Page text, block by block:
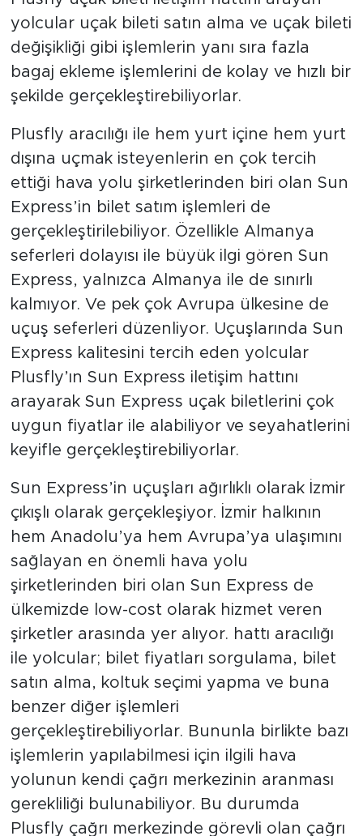
yolcular uçak bileti satın alma ve uçak bileti
değişikliği gibi işlemlerin yanı sıra fazla
bagaj ekleme işlemlerini de kolay ve hızlı bir
şekilde gerçekleştirebiliyorlar.
Plusfly aracılığı ile hem yurt içine hem yurt
dışına uçmak isteyenlerin en çok tercih
ettiği hava yolu şirketlerinden biri olan Sun
Express’in bilet satım işlemleri de
gerçekleştirilebiliyor. Özellikle Almanya
seferleri dolayısı ile büyük ilgi gören Sun
Express, yalnızca Almanya ile de sınırlı
kalmıyor. Ve pek çok Avrupa ülkesine de
uçuş seferleri düzenliyor. Uçuşlarında Sun
Express kalitesini tercih eden yolcular
Plusfly’ın Sun Express iletişim hattını
arayarak Sun Express uçak biletlerini çok
uygun fiyatlar ile alabiliyor ve seyahatlerini
keyifle gerçekleştirebiliyorlar.
Sun Express’in uçuşları ağırlıklı olarak İzmir
çıkışlı olarak gerçekleşiyor. İzmir halkının
hem Anadolu’ya hem Avrupa’ya ulaşımını
sağlayan en önemli hava yolu
şirketlerinden biri olan Sun Express de
ülkemizde low-cost olarak hizmet veren
şirketler arasında yer alıyor. hattı aracılığı
ile yolcular; bilet fiyatları sorgulama, bilet
satın alma, koltuk seçimi yapma ve buna
benzer diğer işlemleri
gerçekleştirebiliyorlar. Bununla birlikte bazı
işlemlerin yapılabilmesi için ilgili hava
yolunun kendi çağrı merkezinin aranması
gerekliliği bulunabiliyor. Bu durumda
Plusfly çağrı merkezinde görevli olan çağrı